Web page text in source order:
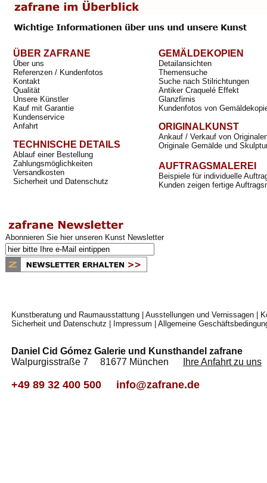
ÜBER ZAFRANE
Über uns
Referenzen / Kundenfotos
Kontakt
Qualität
Unsere Künstler
Kauf mit Garantie
Kundenservice
Anfahrt
TECHNISCHE DETAILS
Ablauf einer Bestellung
Zahlungsmöglichkeiten
Versandkosten
Sicherheit und Datenschutz
GEMÄLDEKOPIEN
Detailansichten
Themensuche
Suche nach Stilrichtungen
Antiker Craquelé Effekt
Glanzfirnis
Kundenfotos von
ORIGINALKUNST
Ankauf / Verkauf von
Originale Gemälde und
AUFTRAGSMALEREI
Beispiele für individuelle
Kunden zeigen fertige
Abonnieren Sie hier unseren Kunst Newsletter
Kunstberatung und Raumausstattung Ausstellungen und Vernissagen
Sicherheit und Datenschutz
Impressum Allgemeine
Daniel Cid Gómez Galerie und Kunsthandel zafrane
Walpurgisstraße 7 81677 München
Ihre Anfahrt zu uns
+49 89 32 400 500 info@zafrane.de